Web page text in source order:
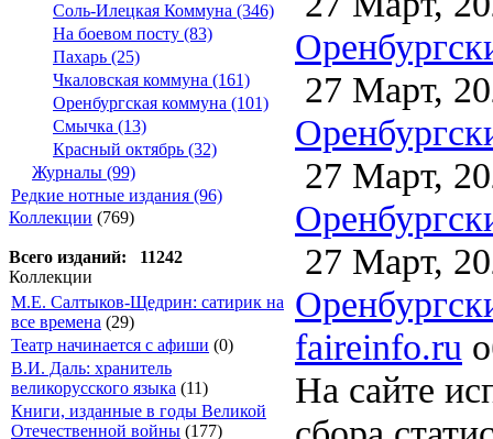
Соль-Илецкая Коммуна (346)
На боевом посту (83)
Пахарь (25)
Чкаловская коммуна (161)
Оренбургская коммуна (101)
Смычка (13)
Красный октябрь (32)
Журналы (99)
Редкие нотные издания (96)
Коллекции (769)
Всего изданий: 11242
Коллекции
М.Е. Салтыков-Щедрин: сатирик на
все времена (29)
Театр начинается с афиши (0)
В.И. Даль: хранитель
великорусского языка (11)
Книги, изданные в годы Великой
Отечественной войны (177)
27 Март,
27 Март,
27 Март,
faireinfo.ru
На сайте